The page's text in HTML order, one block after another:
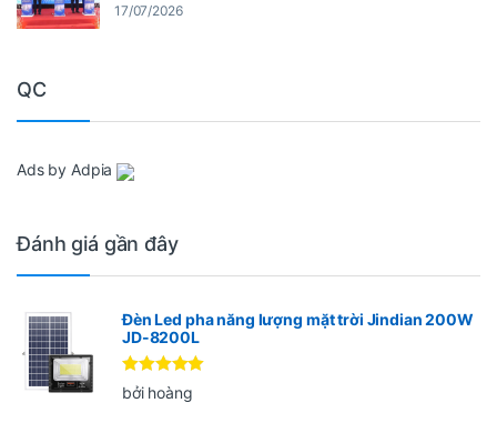
17/07/2026
QC
Ads by Adpia
Đánh giá gần đây
Đèn Led pha năng lượng mặt trời Jindian 200W
JD-8200L
Được xếp
hạng55
bởi hoàng